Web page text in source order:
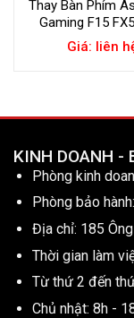
Thay Bàn Phím
Gaming F15
Giá: liên
KINH DOANH -
Phòng kinh
Phòng bảo hành:
Địa chỉ: 185
Thời gian làm
Từ thứ 2 đến
Chủ nhật: 8h -